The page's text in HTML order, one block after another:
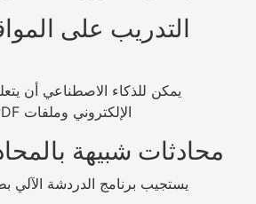
التدريب على
يمكن للذكاء الاصطناعي أن
الإلكتروني وملفات PDF والمستندات الأخرى.
محادثات شبيهة
يستجيب برنامج الدردشة الآلي